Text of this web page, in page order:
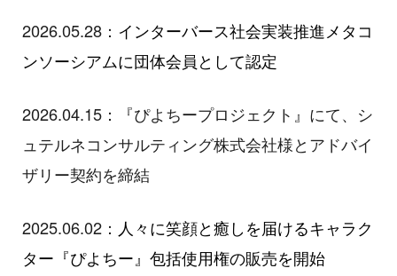
2026.05.28： インターバース社会実装推進メタコ
ンソーシアムに団体会員として認定
2026.04.15：『ぴよちープロジェクト』にて、シ
ュテルネコンサルティング株式会社様とアドバイ
ザリー契約を締結
2025.06.02： 人々に笑顔と癒しを届けるキャラク
ター『ぴよちー』包括使用権の販売を開始